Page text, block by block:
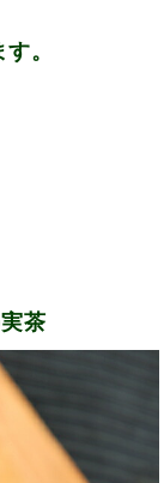
。
茶